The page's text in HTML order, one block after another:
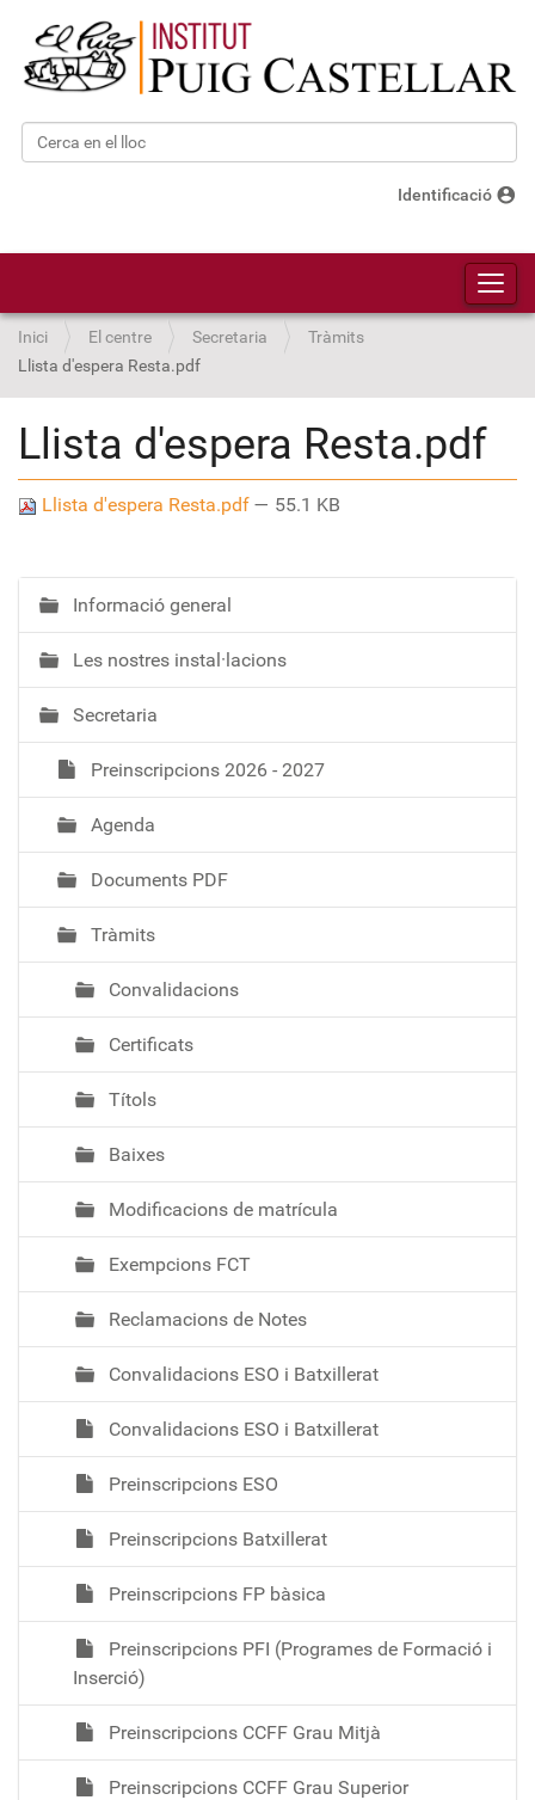
Cerca
Identificació account_circle
Inici El centre Secretaria
Tràmits
Llista d'espera Resta.pdf
Llista d'espera Resta.pdf
Llista d'espera Resta.pdf — 55.1 KB
N
a
v
e
g
a
Informació general
Les nostres instal·lacions
Secretaria
Preinscripcions 2026 - 2027
Agenda
Documents PDF
Tràmits
Convalidacions
Certificats
Títols
Baixes
Modificacions de matrícula
Exempcions FCT
Reclamacions de Notes
Convalidacions ESO i Batxillerat
Convalidacions ESO i Batxillerat
Preinscripcions ESO
Preinscripcions Batxillerat
Preinscripcions FP bàsica
Preinscripcions PFI (Programes de Formació i
Inserció)
Preinscripcions CCFF Grau Mitjà
Preinscripcions CCFF Grau Superior